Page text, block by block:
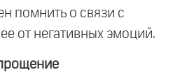
помнить о связи с
от негативных эмоций.